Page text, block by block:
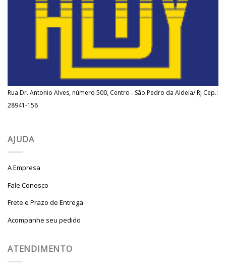
Rua Dr. Antonio Alves, número 500, Centro - São Pedro da Aldeia/ RJ Cep.:
28941-156
AJUDA
A Empresa
Fale Conosco
Frete e Prazo de Entrega
Acompanhe seu pedido
ATENDIMENTO